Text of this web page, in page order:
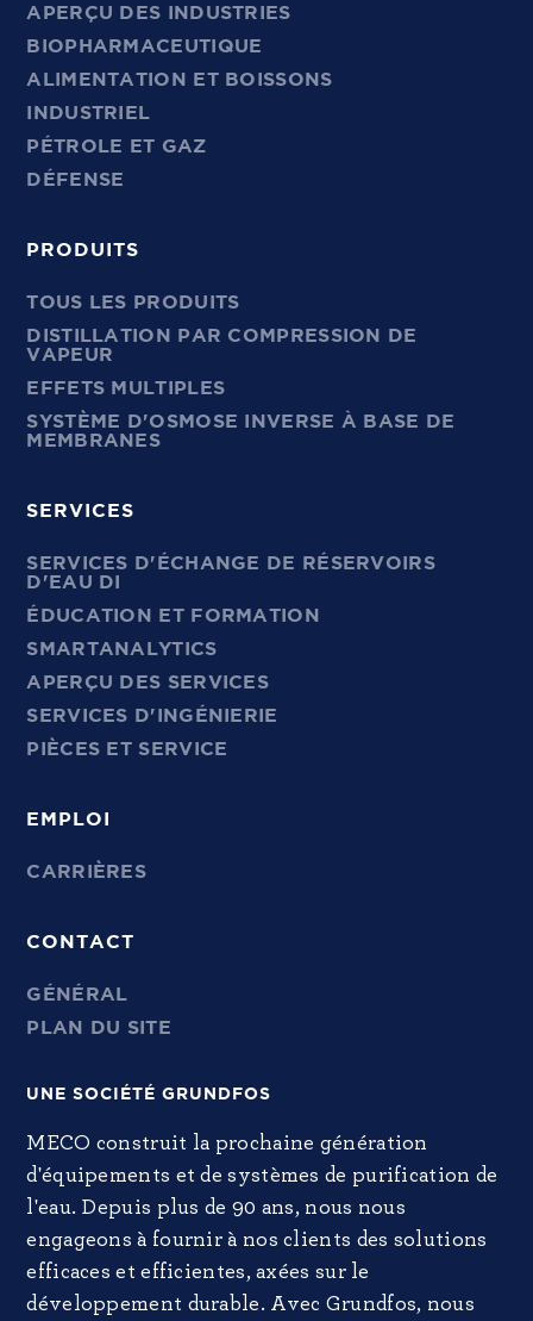
APERÇU DES INDUSTRIES
BIOPHARMACEUTIQUE
ALIMENTATION ET BOISSONS
INDUSTRIEL
PÉTROLE ET GAZ
DÉFENSE
PRODUITS
TOUS LES PRODUITS
DISTILLATION PAR COMPRESSION DE
VAPEUR
EFFETS MULTIPLES
SYSTÈME D'OSMOSE INVERSE À BASE DE
MEMBRANES
SERVICES
SERVICES D'ÉCHANGE DE RÉSERVOIRS
D'EAU DI
ÉDUCATION ET FORMATION
SMARTANALYTICS
APERÇU DES SERVICES
SERVICES D'INGÉNIERIE
PIÈCES ET SERVICE
EMPLOI
CARRIÈRES
CONTACT
GÉNÉRAL
PLAN DU SITE
UNE SOCIÉTÉ GRUNDFOS
MECO construit la prochaine génération
d'équipements et de systèmes de purification de
l'eau. Depuis plus de 90 ans, nous nous
engageons à fournir à nos clients des solutions
efficaces et efficientes, axées sur le
développement durable. Avec Grundfos, nous